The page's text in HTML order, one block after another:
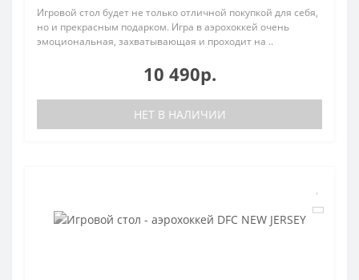
Игровой стол будет не только отличной покупкой для себя,
но и прекрасным подарком. Игра в аэрохоккей очень
эмоциональная, захватывающая и проходит на ..
10 490р.
НЕТ В НАЛИЧИИ